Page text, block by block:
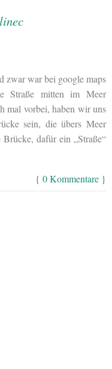
zwar war bei google maps
Straße mitten im Meer
mal vorbei, haben wir uns
sein, die übers Meer
dafür ein „Straße“
{ 0 Kommentare }